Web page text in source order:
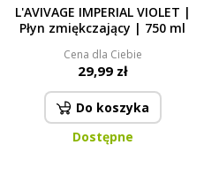
L'AVIVAGE IMPERIAL VIOLET |
Płyn zmiękczający | 750 ml
Cena dla Ciebie
29,99 zł
Do koszyka
Dostępne